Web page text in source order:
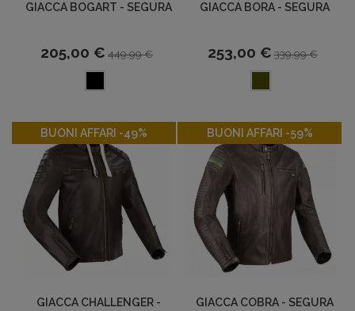
GIACCA BOGART - SEGURA
205,00 € 449,99 €
GIACCA BORA - SEGURA
253,00 € 339,99 €
BUONI AFFARI -49%
GIACCA CHALLENGER -
-49% BUONI AFFARI -59%
GIACCA COBRA - SEGURA
-59%